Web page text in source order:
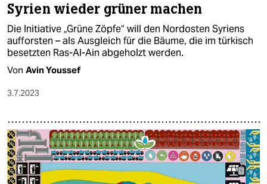
Syrien wieder grüner machen
Die Initiative „Grüne Zöpfe“ will den Nordosten Syriens
aufforsten – als Ausgleich für die Bäume, die im türkisch
besetzten Ras-Al-Ain abgeholzt werden.
Von Avin Youssef
3.7.2023